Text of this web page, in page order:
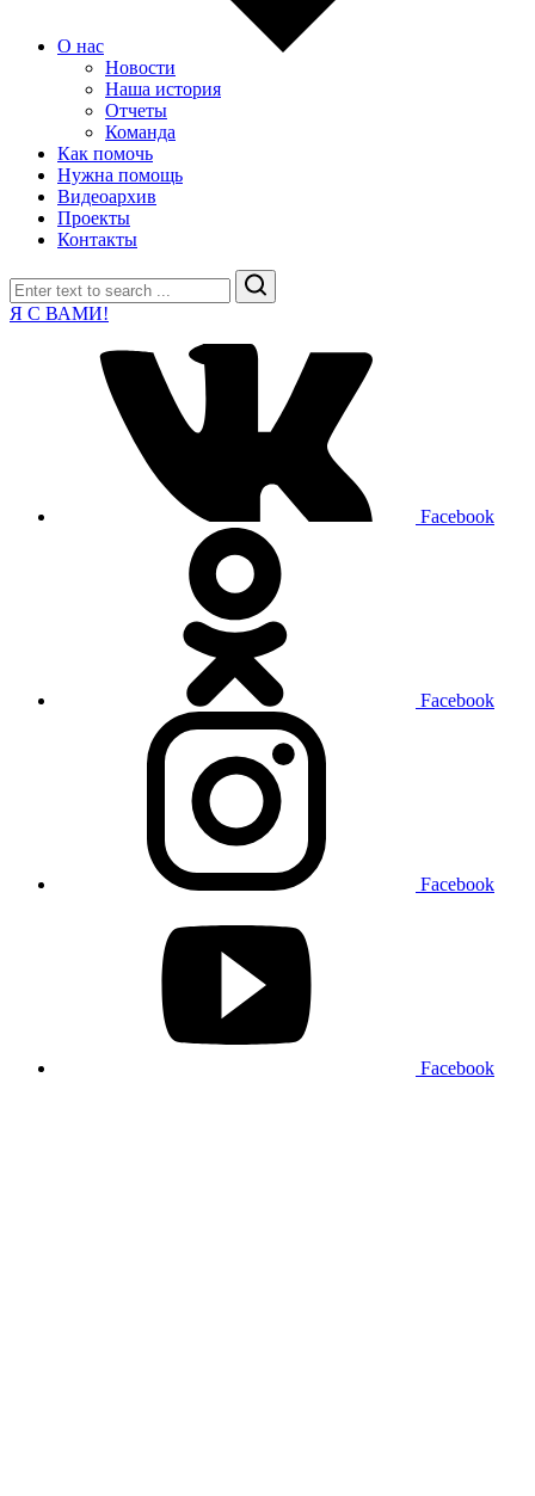
О нас
Новости
Наша история
Отчеты
Команда
Как помочь
Нужна помощь
Видеоархив
Проекты
Контакты
Search
Я С ВАМИ!
Facebook
Facebook
Facebook
Facebook